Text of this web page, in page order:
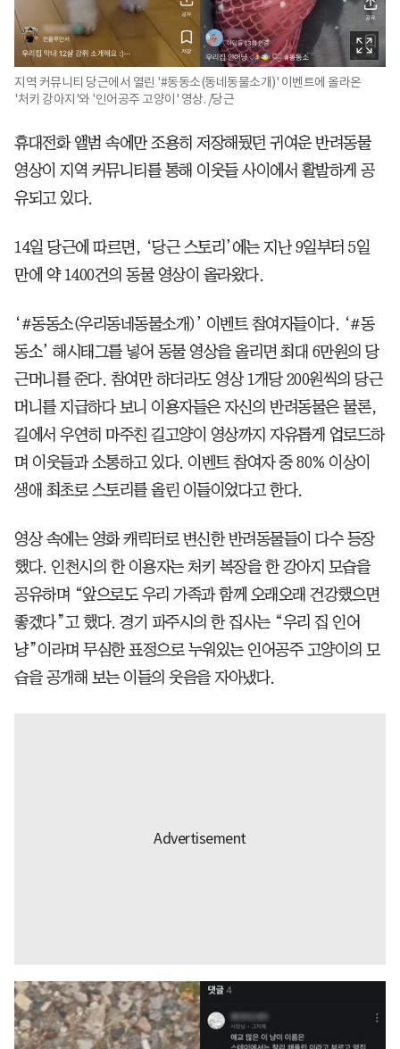
지역 커뮤니티 당근에서 열린 '#동동소(동네동물소개)' 이벤트에 올라온
'처키 강아지'와 '인어공주 고양이' 영상. /당근
휴대전화 앨범 속에만 조용히 저장해뒀던 귀여운 반려동물
영상이 지역 커뮤니티를 통해 이웃들 사이에서 활발하게 공
유되고 있다.
14일 당근에 따르면, ‘당근 스토리’에는 지난 9일부터 5일
만에 약 1400건의 동물 영상이 올라왔다.
‘#동동소(우리동네동물소개)’ 이벤트 참여자들이다. ‘#동
동소’ 해시태그를 넣어 동물 영상을 올리면 최대 6만원의 당
근머니를 준다. 참여만 하더라도 영상 1개당 200원씩의 당근
머니를 지급하다 보니 이용자들은 자신의 반려동물은 물론,
길에서 우연히 마주친 길고양이 영상까지 자유롭게 업로드하
며 이웃들과 소통하고 있다. 이벤트 참여자 중 80% 이상이
생애 최초로 스토리를 올린 이들이었다고 한다.
영상 속에는 영화 캐릭터로 변신한 반려동물들이 다수 등장
했다. 인천시의 한 이용자는 처키 복장을 한 강아지 모습을
공유하며 “앞으로도 우리 가족과 함께 오래오래 건강했으면
좋겠다”고 했다. 경기 파주시의 한 집사는 “우리 집 인어
냥”이라며 무심한 표정으로 누워있는 인어공주 고양이의 모
습을 공개해 보는 이들의 웃음을 자아냈다.